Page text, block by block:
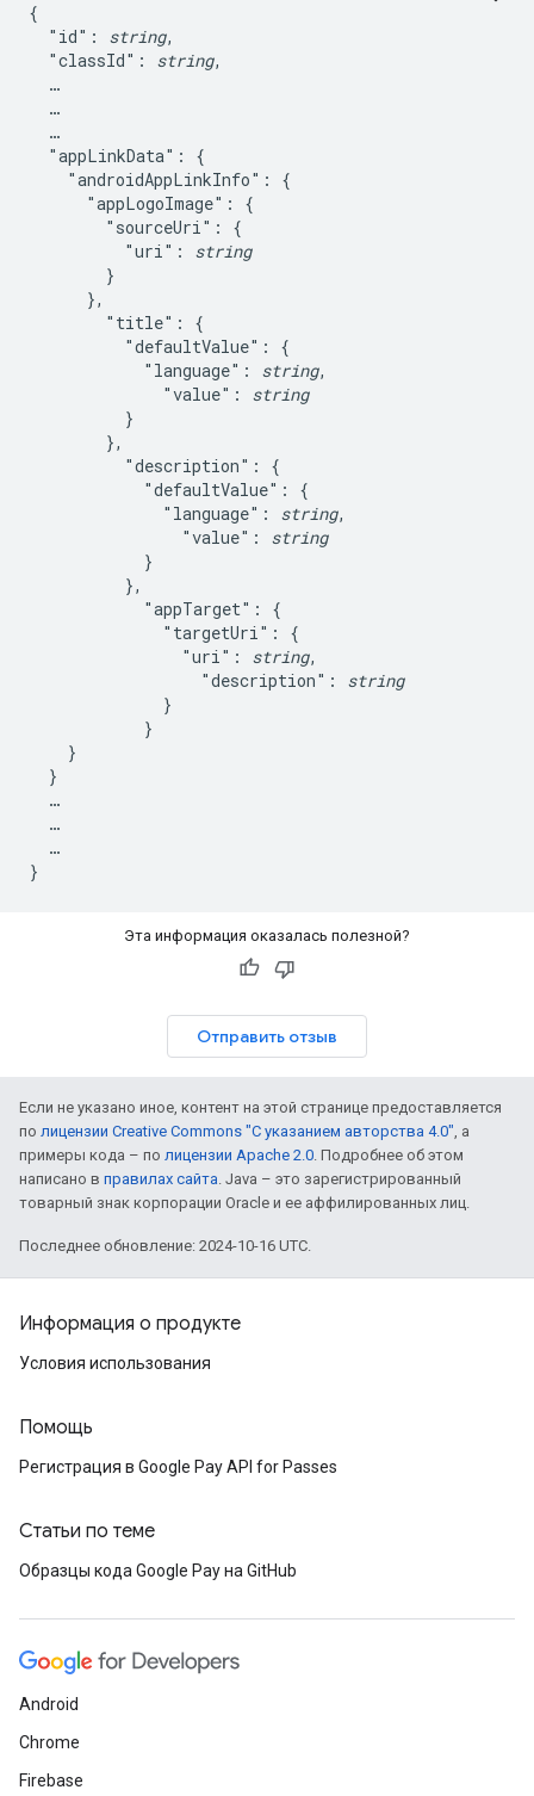
{
  "id":
string,
  "classId":
string,
  …
  …
  …
  "appLinkData": {
    "androidAppLinkInfo": {
      "appLogoImage": {
        "sourceUri": {
          "uri":
string
        }
      },
        "title": {
          "defaultValue": {
            "language":
string,
              "value":
string
          }
        },
          "description": {
            "defaultValue": {
              "language":
string,
                "value":
string
            }
          },
            "appTarget": {
              "targetUri": {
                "uri":
string,
                  "description":
string
              }
            }
    }
  }
  …
  …
  …
Эта информация оказалась полезной?
Отправить отзыв
Если не указано иное, контент на этой странице предоставляется
по лицензии Creative Commons "С указанием авторства 4.0", а
примеры кода – по лицензии Apache 2.0. Подробнее об этом
написано в правилах сайта. Java – это зарегистрированный
товарный знак корпорации Oracle и ее аффилированных лиц.
Последнее обновление: 2024-10-16 UTC.
Информация о продукте
Условия использования
Помощь
Регистрация в Google Pay API for Passes
Статьи по теме
Образцы кода Google Pay на GitHub
Android
Chrome
Firebase